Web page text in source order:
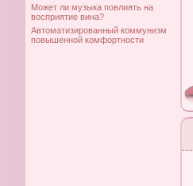
Может ли музыка повлиять на
восприятие вина?
Автоматизированный коммунизм
повышенной комфортности